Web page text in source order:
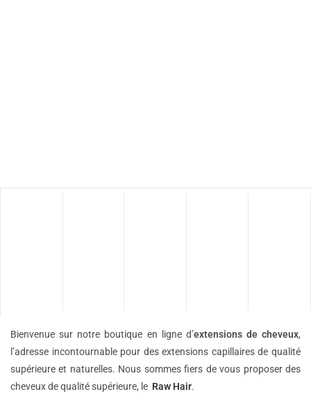
Bienvenue sur notre boutique en ligne d’extensions decheveux,
l’adresse incontournable pour des extensions capillaires de qualité
supérieure et naturelles. Nous sommes fiers de vous proposer des
cheveux de qualité supérieure, le Raw Hair.